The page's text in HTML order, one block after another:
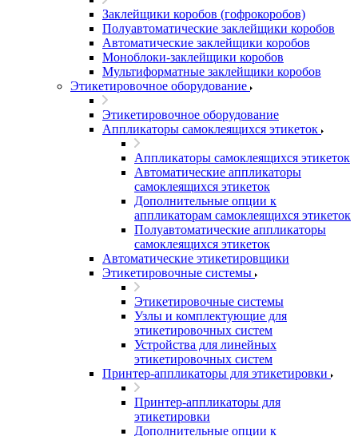
Заклейщики коробов (гофрокоробов)
Полуавтоматические заклейщики коробов
Автоматические заклейщики коробов
Моноблоки-заклейщики коробов
Мультиформатные заклейщики коробов
Этикетировочное оборудование
Этикетировочное оборудование
Аппликаторы самоклеящихся этикеток
Аппликаторы самоклеящихся этикеток
Автоматические аппликаторы
самоклеящихся этикеток
Дополнительные опции к
аппликаторам самоклеящихся этикеток
Полуавтоматические аппликаторы
самоклеящихся этикеток
Автоматические этикетировщики
Этикетировочные системы
Этикетировочные системы
Узлы и комплектующие для
этикетировочных систем
Устройства для линейных
этикетировочных систем
Принтер-аппликаторы для этикетировки
Принтер-аппликаторы для
этикетировки
Дополнительные опции к